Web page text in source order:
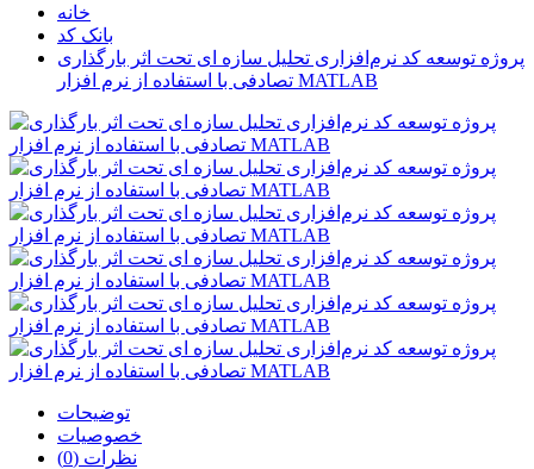
خانه
بانک کد
پروژه توسعه کد نرم‌افزاری تحلیل سازه‌ ای تحت اثر بارگذاری
تصادفی با استفاده از نرم افزار MATLAB
توضیحات
خصوصیات
نظرات (0)